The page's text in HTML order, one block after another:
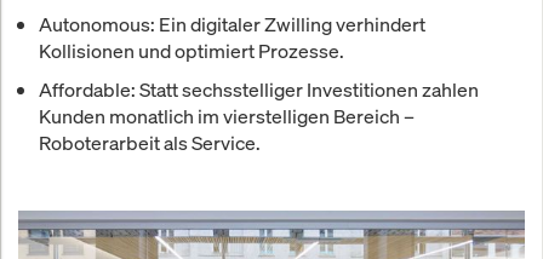
Autonomous: Ein digitaler Zwilling verhindert
Kollisionen und optimiert Prozesse.
Affordable: Statt sechsstelliger Investitionen zahlen
Kunden monatlich im vierstelligen Bereich –
Roboterarbeit als Service.